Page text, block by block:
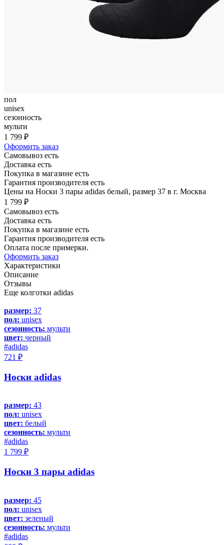
пол
unisex
сезонность
мульти
1 799 ₽
Оформить заказ
Самовывоз есть
Доставка есть
Покупка в магазине есть
Гарантия производителя есть
Цены на Носки 3 пары adidas белый, размер 37 в г. Москва
1 799 ₽
Самовывоз есть
Доставка есть
Покупка в магазине есть
Гарантия производителя есть
Оплата после примерки.
Оформить заказ
Характеристики
Описание
Отзывы
Еще колготки adidas
размер: 37
пол: unisex
сезонность: мульти
цвет: черный
#adidas
721 ₽
Носки adidas
размер: 43
пол: unisex
цвет: белый
сезонность: мульти
#adidas
1 799 ₽
Носки 3 пары adidas
размер: 45
пол: unisex
цвет: зеленый
сезонность: мульти
#adidas